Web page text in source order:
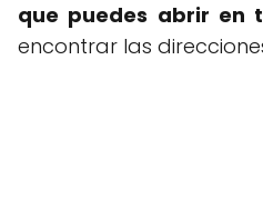
que puedes abrir en
encontrar las